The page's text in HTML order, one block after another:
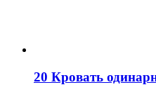
20 Кровать